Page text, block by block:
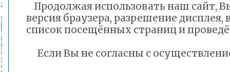
Продолжая использовать наш сайт,
версия браузера, разрешение
список посещённых страниц и
Если Вы не согласны с